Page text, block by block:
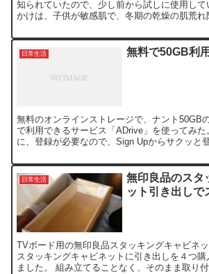
知られていたので、少し前から試しに使用して
かけは、子供が敏感肌で、冬期の乾燥の肌荒れ
日常生活 無料で50GB利
無料のオンラインストレージで、ナント50GB
で利用できるサービス「ADrive」を使ってみた
に、登録が必要なので、Sign Upからサクッと
日常生活
無印良品のスタ
ット引き出しで
TVボード用の無印良品スタッキングキャビネ
スタッキングキャビネットに引き出しを４つ
ました。 組み立てることなく、そのまま取り